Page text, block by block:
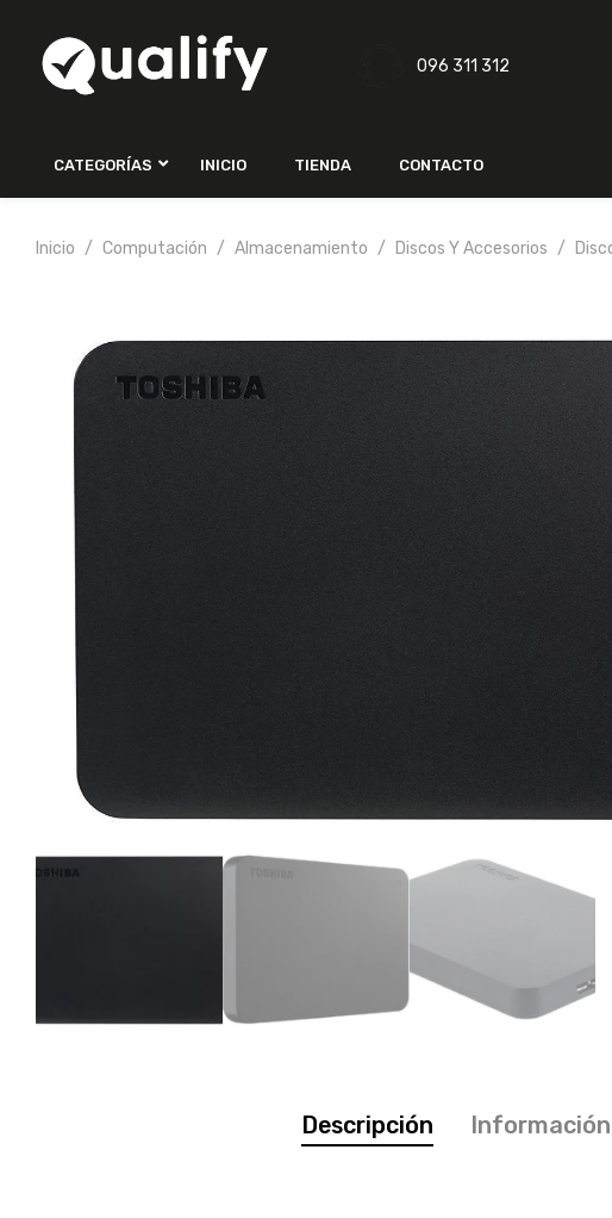
096 311 312
CATEGORÍAS INICIO TIENDA CONTACTO
Inicio Computación Almacenamiento Discos Y Accesorios
Descripción